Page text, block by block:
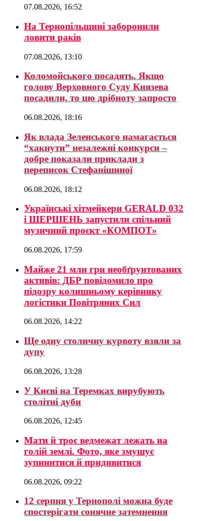
07.08.2026, 16:52
На Тернопільщині заборонили
ловити раків
07.08.2026, 13:10
Коломойського посадять. Якщо
голову Верховного Суду Князева
посадили, то цю дрібноту запросто
06.08.2026, 18:16
Як влада Зеленського намагається
“хакнути” незалежні конкурси –
добре показали приклади з
переписок Стефанішиної
06.08.2026, 18:12
Українські хітмейкери GERALD 032
і ШЕРШЕНЬ запустили спільний
музичний проєкт «КОМПОТ»
06.08.2026, 17:59
Майже 21 млн грн необґрунтованих
активів: ДБР повідомило про
підозру колишньому керівнику
логістики Повітряних Сил
06.08.2026, 14:22
Ще одну столичну курвоту взяли за
дупу
06.08.2026, 13:28
У Києві на Теремках вирубують
столітні дуби
06.08.2026, 12:45
Мати й троє ведмежат лежать на
голій землі. Фото, яке змушує
зупинитися й придивитися
06.08.2026, 09:22
12 серпня у Тернополі можна буде
спостерігати сонячне затемнення